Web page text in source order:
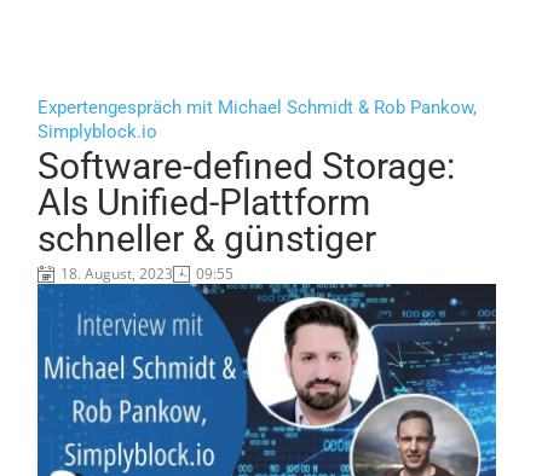
Expertengespräch mit Michael Schmidt & Rob Pankow,
Simplyblock.io
Software-defined Storage:
Als Unified-Plattform
schneller & günstiger
18. August, 2023 09:55